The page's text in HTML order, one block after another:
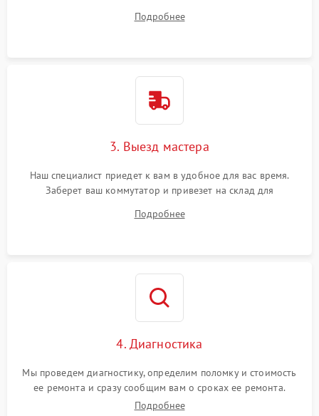
Подробнее
3. Выезд мастера
Наш специалист приедет к вам в удобное для вас время.
Заберет ваш коммутатор и привезет на склад для
Подробнее
4. Диагностика
Мы проведем диагностику, определим поломку и стоимость
ее ремонта и сразу сообщим вам о сроках ее ремонта.
Подробнее